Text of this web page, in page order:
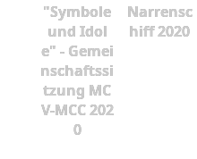
"Symbole
und Idol
e" - Gemei
nschaftssi
tzung MC
V-MCC 202
0
Narrensc
hiff 2020